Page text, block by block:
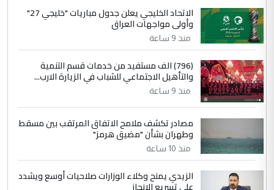
الموضوع :
الجواهري يرد على صدام حسين سل
مضجعيك يابن الزنا (نص كامل)
سردار
التعليق : واحد من عصابة علي ماما يسقط
جنسية الرافد الثالث للعراق ومن اصول عريقة
ابا فرات ...
الجواهري يرد على صدام حسين سل
مضجعيك يابن الزنا (نص كامل)
5 حيدر عاشور
الاتحاد الخليجي يعلن جدول مباريات "خليجي 27"
وأولى مواجهات العراق
منذ 9 ساعة
(796) الف مستفيد من خدمات قسم التنمية
والتأهيل الاجتماعي للشباب في الزيارة الارب...
منذ 9 ساعة
مصادر تكشف ملامح الاتفاق المرتقب بين مسقط
وطهران بشأن "مضيق هرمز"
منذ 10 ساعة
الزيدي يمنح وكلاء الوزارات صلاحيات أوسع ويشدد
على تسريع الإنجاز